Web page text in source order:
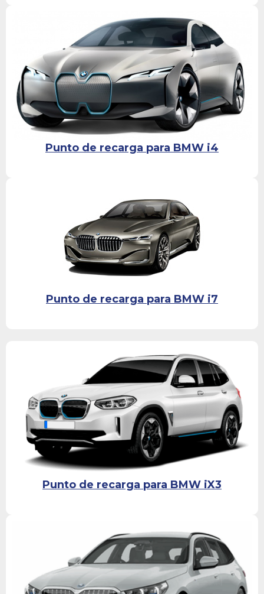
Punto de recarga para BMW i4
Punto de recarga para BMW i7
Punto de recarga para BMW iX3